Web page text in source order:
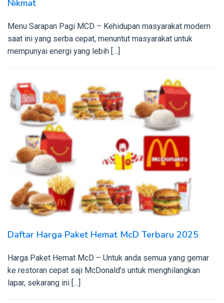
Nikmat
Menu Sarapan Pagi MCD – Kehidupan masyarakat modern
saat ini yang serba cepat, menuntut masyarakat untuk
mempunyai energi yang lebih […]
Daftar Harga Paket Hemat McD Terbaru 2025
Harga Paket Hemat McD – Untuk anda semua yang gemar
ke restoran cepat saji McDonald’s untuk menghilangkan
lapar, sekarang ini […]